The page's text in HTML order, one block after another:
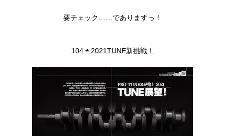
要チェック……でありますっ！
104 ◉ 2021TUNE新挑戦！